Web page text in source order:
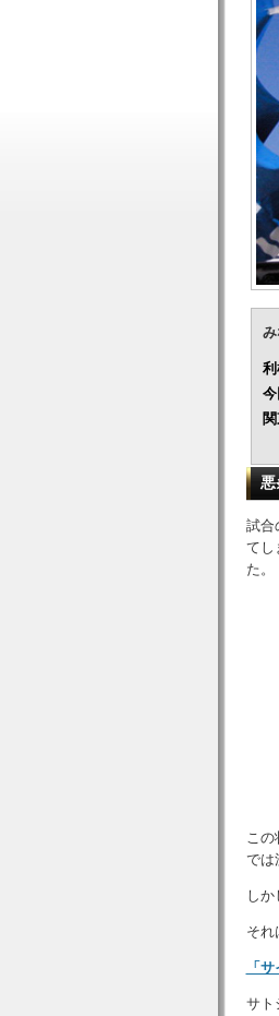
悪
試合
てし
た。
この
では
しか
それ
「
サト